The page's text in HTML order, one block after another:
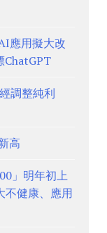
應用擬大改
調整純利
高
」明年初上
健康、應用